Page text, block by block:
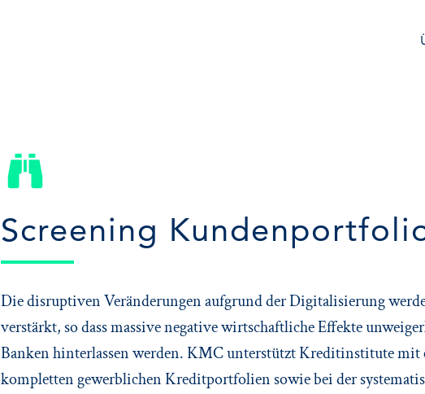
Screening
Die disruptiven Veränderungen aufgrund der Digitalisierung
verstärkt, so dass massive negative wirtschaftliche Effekte
Banken hinterlassen werden. KMC unterstützt Kreditinstitute mit
kompletten gewerblichen Kreditportfolien sowie bei der